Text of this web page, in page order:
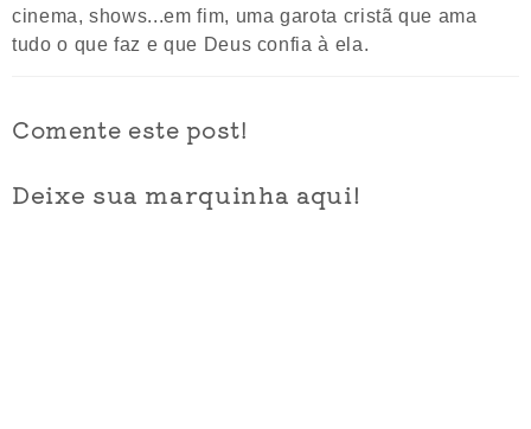
cinema, shows...em fim, uma garota cristã que ama
tudo o que faz e que Deus confia à ela.
Comente este post!
Deixe sua marquinha aqui!